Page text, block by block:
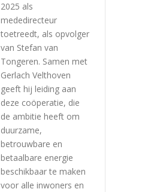
2025 als
mededirecteur
toetreedt, als opvolger
van Stefan van
Tongeren. Samen met
Gerlach Velthoven
geeft hij leiding aan
deze coöperatie, die
de ambitie heeft om
duurzame,
betrouwbare en
betaalbare energie
beschikbaar te maken
voor alle inwoners en